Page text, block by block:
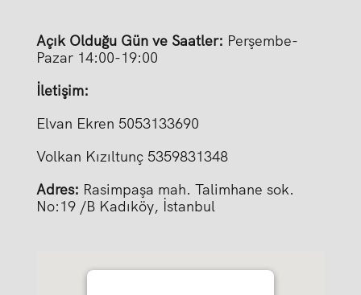
Açık Olduğu Gün ve Saatler: Perşembe-
Pazar 14:00-19:00
İletişim:
Elvan Ekren 5053133690
Volkan Kızıltunç 5359831348
Adres: Rasimpaşa mah. Talimhane sok.
No:19 /B Kadıköy, İstanbul